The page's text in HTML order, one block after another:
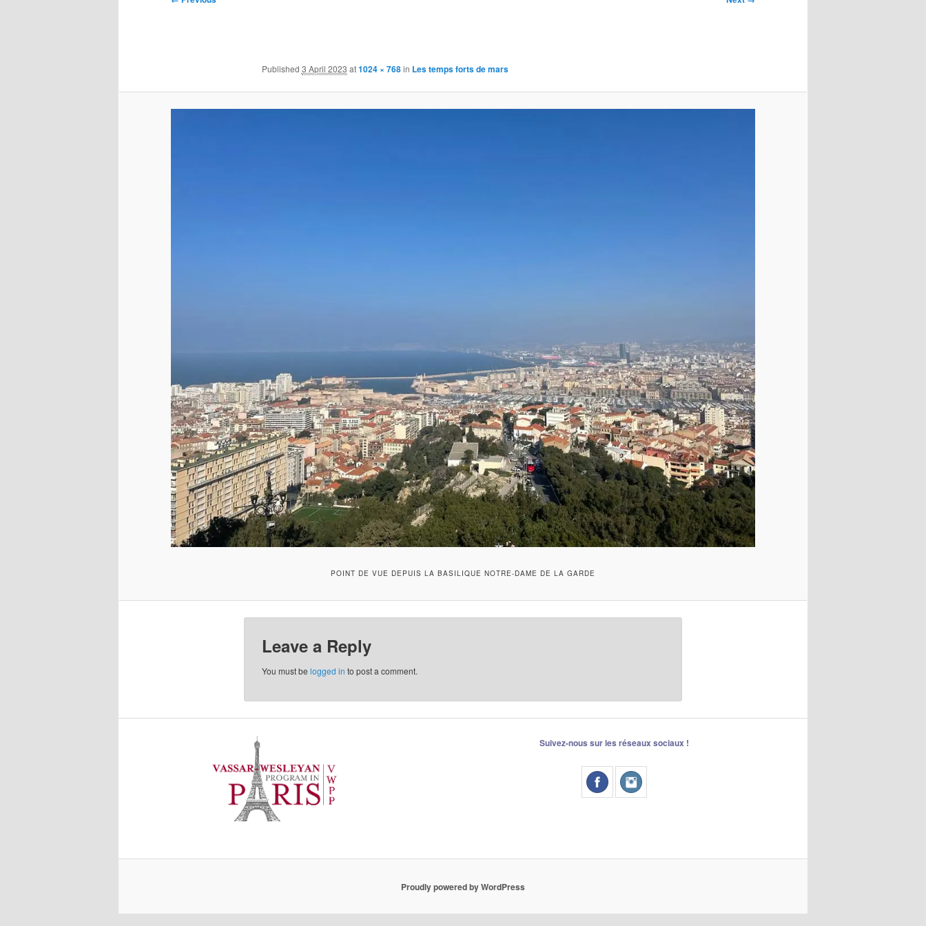
Published 3 April 2023 at1024 × 768in Les temps forts de mars
POINT DE VUE DEPUIS LA BASILIQUE NOTRE-DAME DE LA GARDE
Leave a Reply
You must be logged in to post a comment.
Suivez-nous sur les réseaux sociaux !
Proudly powered by WordPress